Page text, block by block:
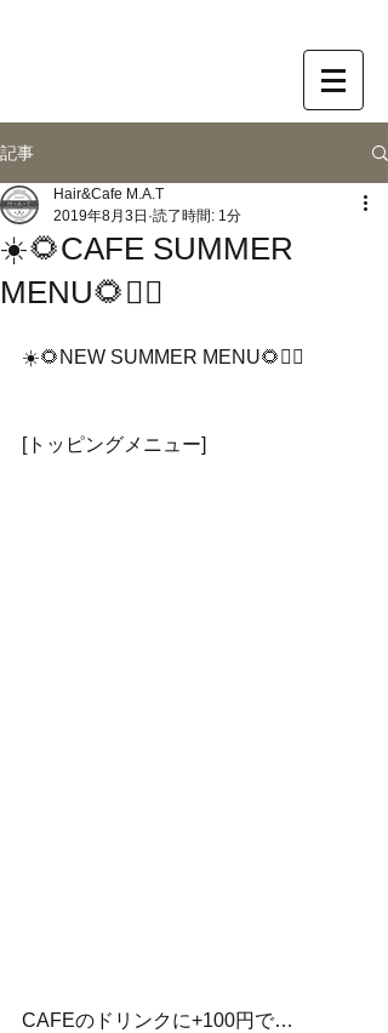
記事
☀️🌻︎CAFE SUMMER
MENU🌻🏄‍♂️
Hair&Cafe M.A.T
2019年8月3日 読了時間: 1分
☀️🌻︎NEW SUMMER MENU🌻🏄‍♂️
[トッピングメニュー]
CAFEのドリンクに+100円で…